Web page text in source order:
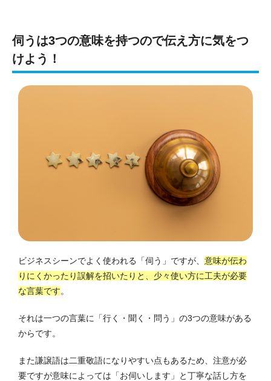
伺うは3つの意味を持つので伝え方に気をつ
けよう！
ビジネスシーンでよく使われる「伺う」ですが、 意味が伝わ
りにくかったり誤解を招いたりと、少々使い方に工夫が必要
な言葉です。
それは一つの言葉に「行く・聞く・問う」の3つの意味がある
からです。
また謙譲語は二重敬語になりやすい点もあるため、注意が必
要ですが意味によっては「お伺いします」と丁寧な話し方を